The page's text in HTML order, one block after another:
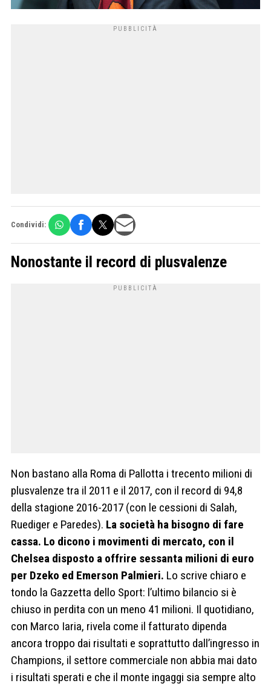
Condividi:
Nonostante il record di plusvalenze
Non bastano alla Roma di Pallotta i trecento milioni di
plusvalenze tra il 2011 e il 2017, con il record di 94,8
della stagione 2016-2017 (con le cessioni di Salah,
Ruediger e Paredes). La società ha bisogno di fare
cassa. Lo dicono i movimenti di mercato, con il
Chelsea disposto a offrire sessanta milioni di euro
per Dzeko ed Emerson Palmieri. Lo scrive chiaro e
tondo la Gazzetta dello Sport: l’ultimo bilancio si è
chiuso in perdita con un meno 41 milioni. Il quotidiano,
con Marco Iaria, rivela come il fatturato dipenda
ancora troppo dai risultati e soprattutto dall’ingresso in
Champions, il settore commerciale non abbia mai dato
i risultati sperati e che il monte ingaggi sia sempre alto